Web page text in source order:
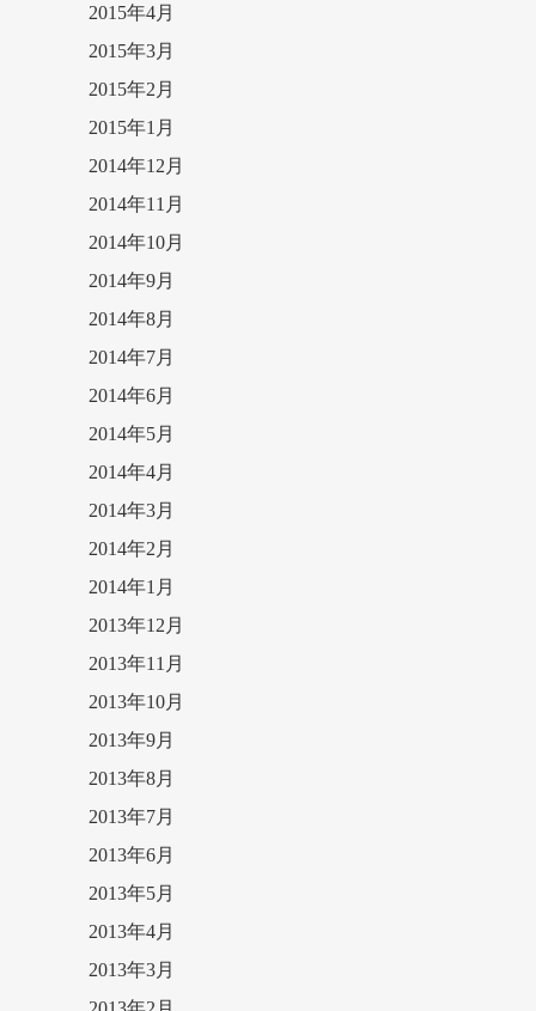
2015年4月
2015年3月
2015年2月
2015年1月
2014年12月
2014年11月
2014年10月
2014年9月
2014年8月
2014年7月
2014年6月
2014年5月
2014年4月
2014年3月
2014年2月
2014年1月
2013年12月
2013年11月
2013年10月
2013年9月
2013年8月
2013年7月
2013年6月
2013年5月
2013年4月
2013年3月